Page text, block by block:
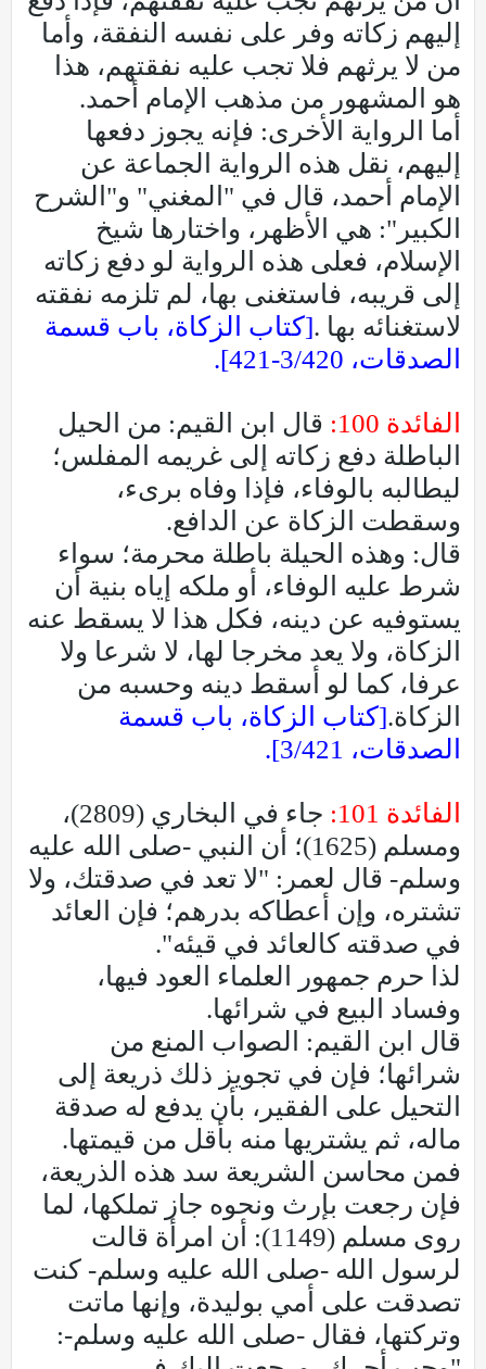
إليهم زكاته وفر على نفسه النفقة، وأما
من لا يرثهم فلا تجب عليه نفقتهم، هذا
هو المشهور من مذهب الإمام أحمد.
أما الرواية الأخرى: فإنه يجوز دفعها
إليهم، نقل هذه الرواية الجماعة عن
الإمام أحمد، قال في "المغني" و"الشرح
الكبير": هي الأظهر، واختارها شيخ
الإسلام، فعلى هذه الرواية لو دفع زكاته
إلى قريبه، فاستغنى بها، لم تلزمه نفقته
لاستغنائه بها .[كتاب الزكاة، باب قسمة
الصدقات، 3/420-421].
الفائدة 100:
قال ابن القيم: من الحيل
الباطلة دفع زكاته إلى غريمه المفلس؛
ليطالبه بالوفاء، فإذا وفاه برىء،
وسقطت الزكاة عن الدافع.
قال: وهذه الحيلة باطلة محرمة؛ سواء
شرط عليه الوفاء، أو ملكه إياه بنية أن
يستوفيه عن دينه، فكل هذا لا يسقط عنه
الزكاة، ولا يعد مخرجا لها، لا شرعا ولا
عرفا، كما لو أسقط دينه وحسبه من
الزكاة.[كتاب الزكاة، باب قسمة
الصدقات، 3/421].
الفائدة 101:
جاء في البخاري (2809)،
ومسلم (1625)؛ أن النبي -صلى الله عليه
وسلم- قال لعمر: "لا تعد في صدقتك، ولا
تشتره، وإن أعطاكه بدرهم؛ فإن العائد
في صدقته كالعائد في قيئه".
لذا حرم جمهور العلماء العود فيها،
وفساد البيع في شرائها.
قال ابن القيم: الصواب المنع من
شرائها؛ فإن في تجويز ذلك ذريعة إلى
التحيل على الفقير، بأن يدفع له صدقة
ماله، ثم يشتريها منه بأقل من قيمتها.
فمن محاسن الشريعة سد هذه الذريعة،
فإن رجعت بإرث ونحوه جاز تملكها، لما
روى مسلم (1149): أن امرأة قالت
لرسول الله -صلى الله عليه وسلم- كنت
تصدقت على أمي بوليدة، وإنها ماتت
وتركتها، فقال -صلى الله عليه وسلم-: